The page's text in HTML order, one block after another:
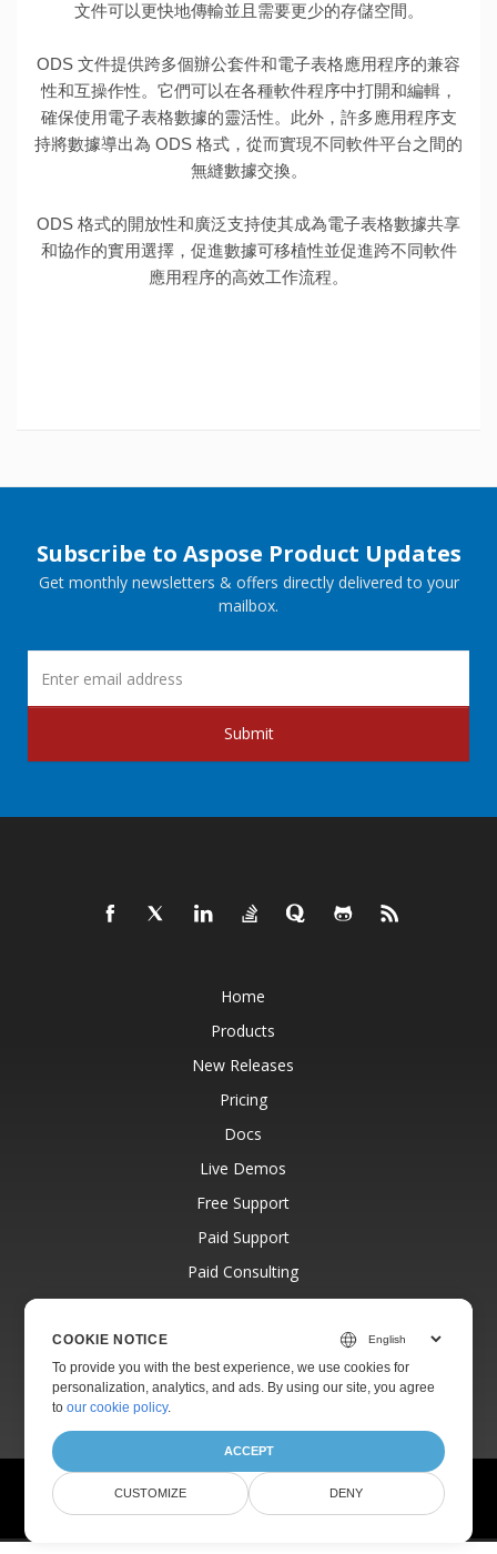
文件可以更快地傳輸並且需要更少的存儲空間。
ODS 文件提供跨多個辦公套件和電子表格應用程序的兼容
性和互操作性。它們可以在各種軟件程序中打開和編輯，
確保使用電子表格數據的靈活性。此外，許多應用程序支
持將數據導出為 ODS 格式，從而實現不同軟件平台之間的
無縫數據交換。
ODS 格式的開放性和廣泛支持使其成為電子表格數據共享
和協作的實用選擇，促進數據可移植性並促進跨不同軟件
應用程序的高效工作流程。
Subscribe to Aspose Product Updates
Get monthly newsletters & offers directly delivered to your
mailbox.
Submit
Home
Products
New Releases
Pricing
Docs
Live Demos
Free Support
Paid Support
Paid Consulting
Blog
About
© Aspose Pty Ltd 2001-2026.
All Rights Reserved.
Terms of use
COOKIE NOTICE
To provide you with the best experience, we use cookies for
personalization, analytics, and ads. By using our site, you agree
toour cookie policy.
ACCEPT
CUSTOMIZE DENY